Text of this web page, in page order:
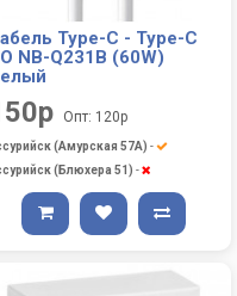
Type-C - Type-C
NB-Q231B (60W)
Опт: 120р
(Амурская 57А) -
(Блюхера 51) -